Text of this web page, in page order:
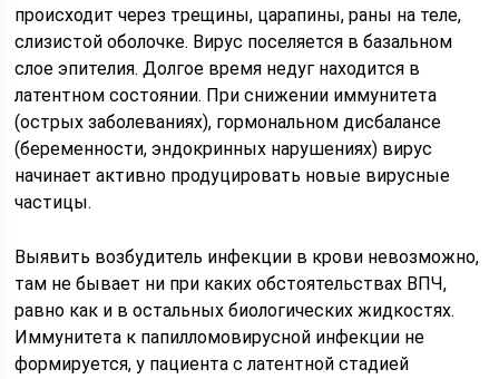
происходит через трещины, царапины, раны на теле,
слизистой оболочке. Вирус поселяется в базальном
слое эпителия. Долгое время недуг находится в
латентном состоянии. При снижении иммунитета
(острых заболеваниях), гормональном дисбалансе
(беременности, эндокринных нарушениях) вирус
начинает активно продуцировать новые вирусные
частицы.
Выявить возбудитель инфекции в крови невозможно,
там не бывает ни при каких обстоятельствах ВПЧ,
равно как и в остальных биологических жидкостях.
Иммунитета к папилломовирусной инфекции не
формируется, у пациента с латентной стадией